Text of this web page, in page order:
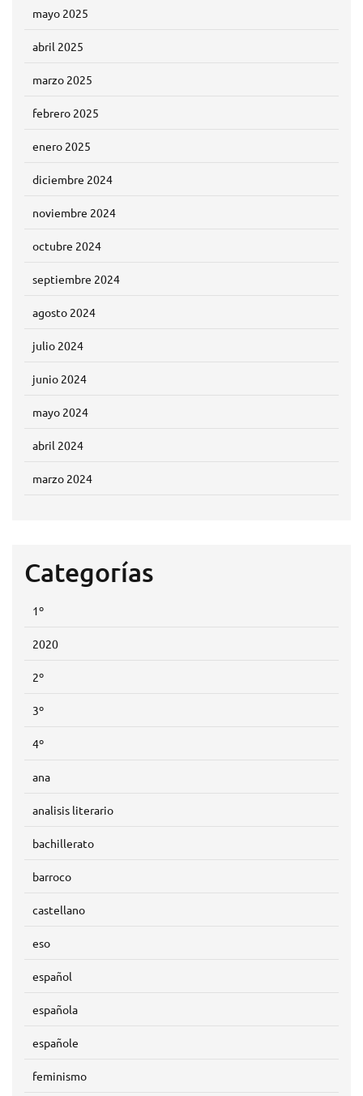
mayo 2025
abril 2025
marzo 2025
febrero 2025
enero 2025
diciembre 2024
noviembre 2024
octubre 2024
septiembre 2024
agosto 2024
julio 2024
junio 2024
mayo 2024
abril 2024
marzo 2024
Categorías
1º
2020
2º
3º
4º
ana
analisis literario
bachillerato
barroco
castellano
eso
español
española
españole
feminismo